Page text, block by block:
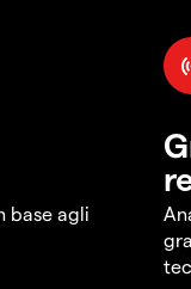
base agli